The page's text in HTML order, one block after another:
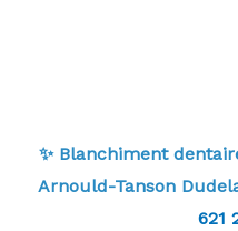
✨ Blanchiment
Arnould-Tanson
621